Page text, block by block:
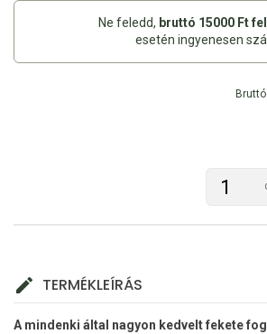
Ne feledd, bruttó 15000 Ft
esetén ingyenesen
TERMÉKLEÍRÁS
A mindenki által nagyon kedvelt fekete